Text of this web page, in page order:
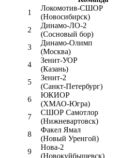
1
Локомотив-CШОР
(Новосибирск)
2
Динамо-ЛО-2
(Сосновый бор)
3
Динамо-Олимп
(Москва)
4
Зенит-УОР
(Казань)
5
Зенит-2
(Санкт-Петербург)
6
ЮКИОР
(ХМАО-Югра)
7
СШОР Самотлор
(Нижневартовск)
8
Факел Ямал
(Новый Уренгой)
9
Нова-2
(Новокуйбышевск)